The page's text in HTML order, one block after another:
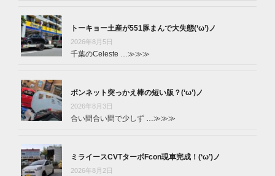
トーキョー土産が551豚まんで大失態(‘ω’)ノ
2026年8月5日
千葉のCeleste …≫≫≫
ボンネット突っかえ棒の短い版？(‘ω’)ノ
2026年8月3日
合い間合い間で少しず …≫≫≫
ミライースCVTターボFcon現車完成！(‘ω’)ノ
2026年8月2日